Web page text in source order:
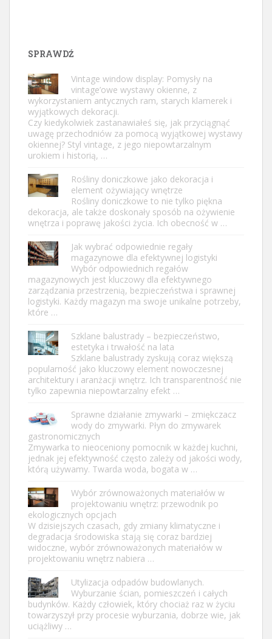
SPRAWDŹ
Vintage window display: Pomysły na
vintage’owe wystawy okienne, z
wykorzystaniem antycznych ram, starych klamerek i
wyjątkowych dekoracji.
Czy kiedykolwiek zastanawiałeś się, jak przyciągnąć
uwagę przechodniów za pomocą wyjątkowej wystawy
okiennej? Styl vintage, z jego niepowtarzalnym
urokiem i historią, …
Rośliny doniczkowe jako dekoracja i
element ożywiający wnętrze
Rośliny doniczkowe to nie tylko piękna
dekoracja, ale także doskonały sposób na ożywienie
wnętrza i poprawę jakości życia. Ich obecność w …
Jak wybrać odpowiednie regały
magazynowe dla efektywnej logistyki
Wybór odpowiednich regałów
magazynowych jest kluczowy dla efektywnego
zarządzania przestrzenią, bezpieczeństwa i sprawnej
logistyki. Każdy magazyn ma swoje unikalne potrzeby,
które …
Szklane balustrady – bezpieczeństwo,
estetyka i trwałość na lata
Szklane balustrady zyskują coraz większą
popularność jako kluczowy element nowoczesnej
architektury i aranżacji wnętrz. Ich transparentność nie
tylko zapewnia niepowtarzalny efekt …
Sprawne działanie zmywarki – zmiękczacz
wody do zmywarki. Płyn do zmywarek
gastronomicznych
Zmywarka to nieoceniony pomocnik w każdej kuchni,
jednak jej efektywność często zależy od jakości wody,
którą używamy. Twarda woda, bogata w …
Wybór zrównoważonych materiałów w
projektowaniu wnętrz: przewodnik po
ekologicznych opcjach
W dzisiejszych czasach, gdy zmiany klimatyczne i
degradacja środowiska stają się coraz bardziej
widoczne, wybór zrównoważonych materiałów w
projektowaniu wnętrz nabiera …
Utylizacja odpadów budowlanych.
Wyburzanie ścian, pomieszczeń i całych
budynków. Każdy człowiek, który chociaż raz w życiu
towarzyszył przy procesie wyburzania, dobrze wie, jak
uciążliwy …